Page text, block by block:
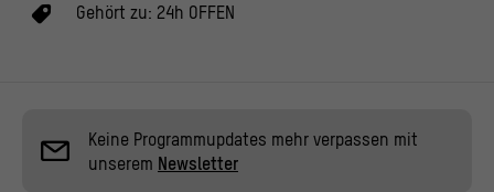
Gehört zu: 24h OFFEN
Keine Programmupdates mehr verpassen mit
unserem Newsletter